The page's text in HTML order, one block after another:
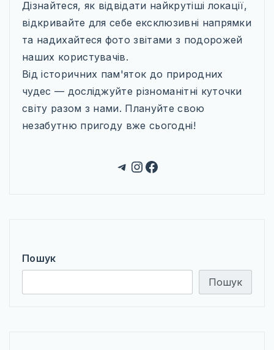
Дізнайтеся, як відвідати найкрутіші локації,
відкривайте для себе ексклюзивні напрямки
та надихайтеся фото звітами з подорожей
наших користувачів.
Від історичних пам'яток до природних
чудес — досліджуйте різноманітні куточки
світу разом з нами. Плануйте свою
незабутню пригоду вже сьогодні!
Telegram
Instagram
Facebook
Пошук
Пошук